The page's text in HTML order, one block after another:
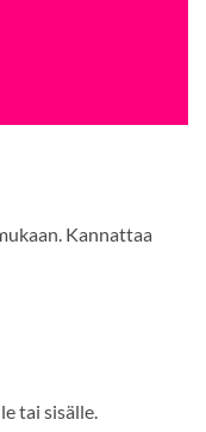
Kannattaa
tai sisälle.